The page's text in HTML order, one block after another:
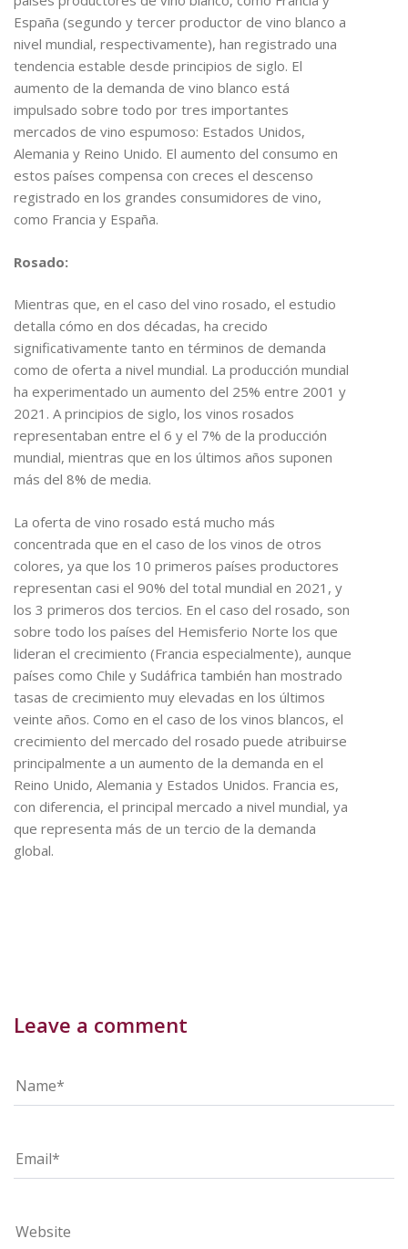
España (segundo y tercer productor de vino blanco a
nivel mundial, respectivamente), han registrado una
tendencia estable desde principios de siglo. El
aumento de la demanda de vino blanco está
impulsado sobre todo por tres importantes
mercados de vino espumoso: Estados Unidos,
Alemania y Reino Unido. El aumento del consumo en
estos países compensa con creces el descenso
registrado en los grandes consumidores de vino,
como Francia y España.
Rosado:
Mientras que, en el caso del vino rosado, el estudio
detalla cómo en dos décadas, ha crecido
significativamente tanto en términos de demanda
como de oferta a nivel mundial. La producción mundial
ha experimentado un aumento del 25% entre 2001 y
2021. A principios de siglo, los vinos rosados
representaban entre el 6 y el 7% de la producción
mundial, mientras que en los últimos años suponen
más del 8% de media.
La oferta de vino rosado está mucho más
concentrada que en el caso de los vinos de otros
colores, ya que los 10 primeros países productores
representan casi el 90% del total mundial en 2021, y
los 3 primeros dos tercios. En el caso del rosado, son
sobre todo los países del Hemisferio Norte los que
lideran el crecimiento (Francia especialmente), aunque
países como Chile y Sudáfrica también han mostrado
tasas de crecimiento muy elevadas en los últimos
veinte años. Como en el caso de los vinos blancos, el
crecimiento del mercado del rosado puede atribuirse
principalmente a un aumento de la demanda en el
Reino Unido, Alemania y Estados Unidos. Francia es,
con diferencia, el principal mercado a nivel mundial, ya
que representa más de un tercio de la demanda
global.
Leave a comment